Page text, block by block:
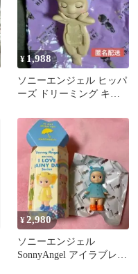
¥ 1,988
ソニーエンジェル ヒッパ
ーズ ドリーミング キリ
¥2,980
ソニーエンジェル
SonnyAngel アイラブレイ